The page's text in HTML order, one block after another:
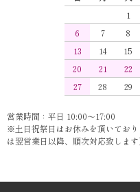
1
6
7 8
13
14 15
20
21 22
27
28 29
営業時間：平日 10:00～17:00
※土日祝祭日はお休みを頂いてお
は翌営業日以降、順次対応致します